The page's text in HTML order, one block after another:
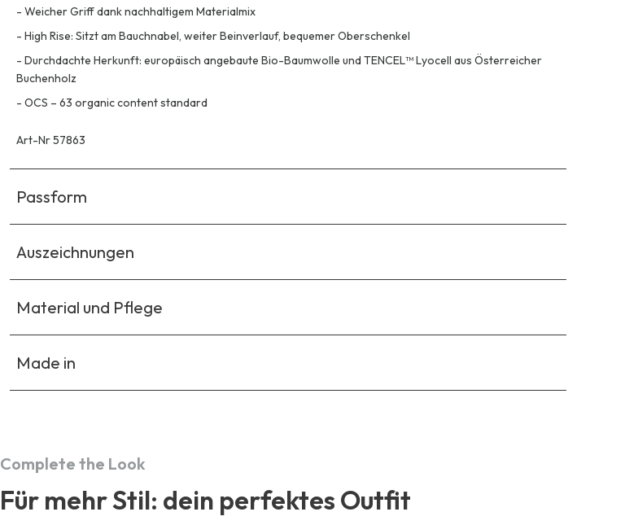
- Weicher Griff dank nachhaltigem Materialmix
- High Rise: Sitzt am Bauchnabel, weiter Beinverlauf, bequemer Oberschenkel
- Durchdachte Herkunft: europäisch angebaute Bio-Baumwolle und TENCEL™ Lyocell aus Österreicher
Buchenholz
- OCS – 63 organic content standard
Art-Nr 57863
Passform
Auszeichnungen
Material und Pflege
Made in
Complete the Look
Für mehr Stil: dein perfektes Outfit